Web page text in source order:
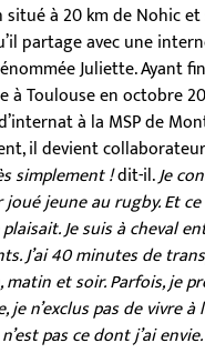
à 20 km de Nohic
partage avec une
Juliette. Ayant
à Toulouse en octobre
à la MSP de
il devient
simplement !dit-il.Je
jeune au rugby. Et ce
Je suis à cheval
J’ai 40 minutes de
et soir. Parfois, je
je n’exclus pas de vivre
pas ce dont j’ai envie.